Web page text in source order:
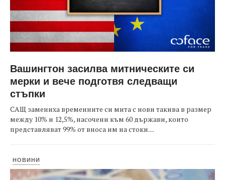
Вашингтон засилва митническите си
мерки и вече подготвя следващи
стъпки
САЩ замениха временните си мита с нови такива в размер
между 10% и 12,5%, насочени към 60 държави, които
представляват 99% от вноса им на стоки....
НОВИНИ